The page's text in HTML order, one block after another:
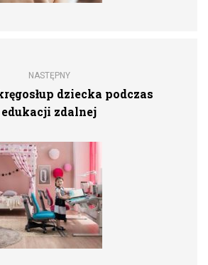
NASTĘPNY
dziecka podczas
edukacji zdalnej